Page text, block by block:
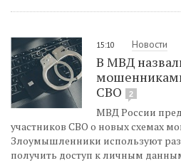
15:10 Новости
В МВД
СВО
2
МВД России
участников СВО о новых схемах
Злоумышленники используют
получить доступ к личным